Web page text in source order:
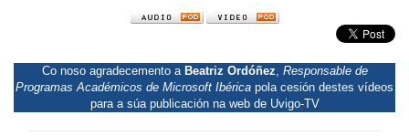
Co noso agradecemento a Beatriz Ordóñez, Responsable de
Programas Académicos de Microsoft Ibérica pola cesión destes vídeos
para a súa publicación na web de Uvigo-TV